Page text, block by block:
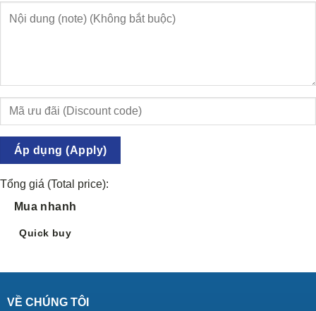
Áp dụng (Apply)
Tổng giá (Total price):
Mua nhanh
Quick buy
VỀ CHÚNG TÔI